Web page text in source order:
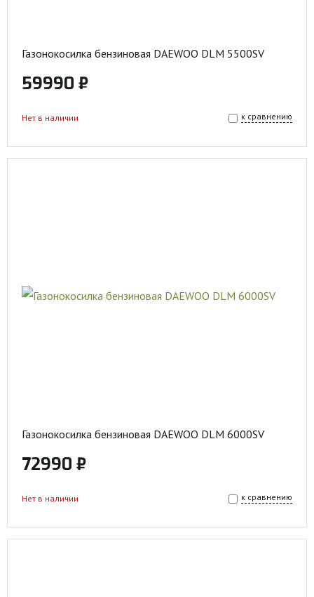
Газонокосилка бензиновая DAEWOO DLM 5500SV
59990 ₽
к сравнению
Нет в наличии
Газонокосилка бензиновая DAEWOO DLM 6000SV
72990 ₽
к сравнению
Нет в наличии